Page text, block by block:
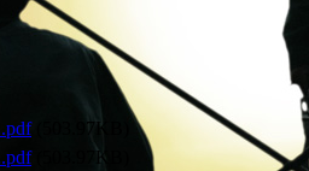
(503.97KB)
(503.97KB)